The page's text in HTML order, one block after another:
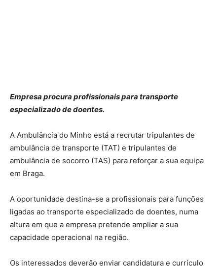
Empresa procura profissionais para transporte
especializado de doentes.
A Ambulância do Minho está a recrutar tripulantes de
ambulância de transporte (TAT) e tripulantes de
ambulância de socorro (TAS) para reforçar a sua equipa
em Braga.
A oportunidade destina-se a profissionais para funções
ligadas ao transporte especializado de doentes, numa
altura em que a empresa pretende ampliar a sua
capacidade operacional na região.
Os interessados deverão enviar candidatura e currículo